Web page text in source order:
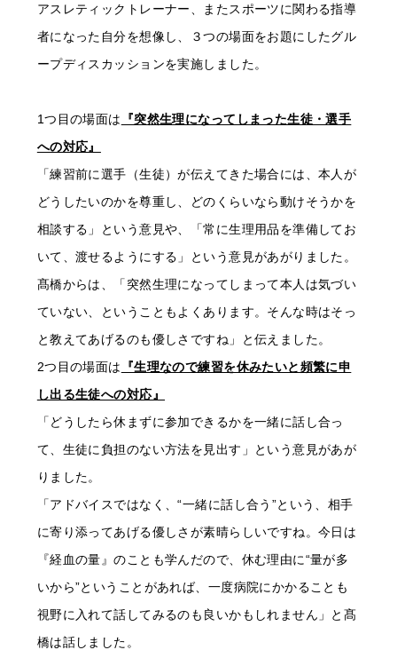
アスレティックトレーナー、またスポーツに関わる指導
者になった自分を想像し、３つの場面をお題にしたグル
ープディスカッションを実施しました。
1つ目の場面は
『突然生理になってしまった生徒・選手
への対応』
「練習前に選手（生徒）が伝えてきた場合には、本人が
どうしたいのかを尊重し、どのくらいなら動けそうかを
相談する」という意見や、「常に生理用品を準備してお
いて、渡せるようにする」という意見があがりました。
髙橋からは、「突然生理になってしまって本人は気づい
ていない、ということもよくあります。そんな時はそっ
と教えてあげるのも優しさですね」と伝えました。
2つ目の場面は
『生理なので練習を休みたいと頻繁に申
し出る生徒への対応』
「どうしたら休まずに参加できるかを一緒に話し合っ
て、生徒に負担のない方法を見出す」という意見があが
りました。
「アドバイスではなく、“一緒に話し合う”という、相手
に寄り添ってあげる優しさが素晴らしいですね。今日は
『経血の量』のことも学んだので、休む理由に“量が多
いから”ということがあれば、一度病院にかかることも
視野に入れて話してみるのも良いかもしれません」と髙
橋は話しました。